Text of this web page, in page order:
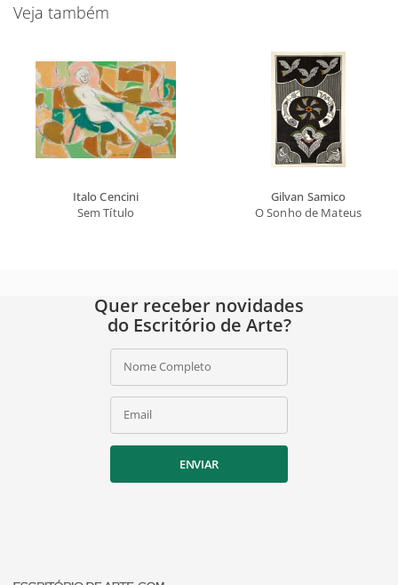
Veja também
Italo Cencini
Sem Título
Gilvan Samico
O Sonho de Mateus
Quer receber novidades
do Escritório de Arte?
Nome Completo
Email
ENVIAR